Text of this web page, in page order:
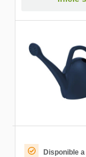
Disponible